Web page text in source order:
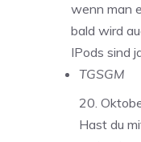
wenn man
bald wird
IPods sind
TGSGM
20.
Hast du